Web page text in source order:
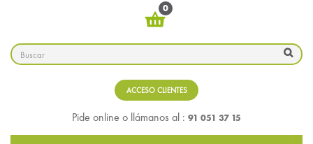
0
ACCESO CLIENTES
Pide online o llámanos al : 91 051 37 15